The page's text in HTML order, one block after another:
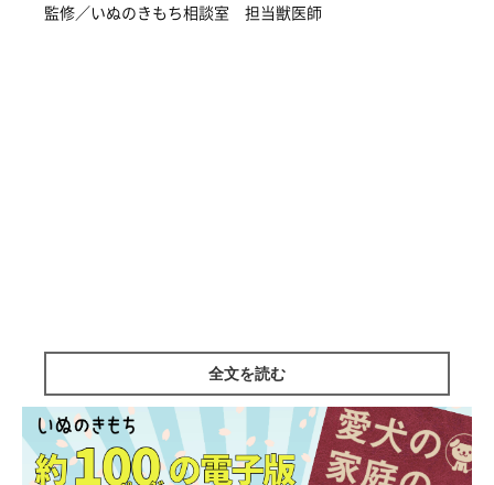
監修／いぬのきもち相談室 担当獣医師
全文を読む